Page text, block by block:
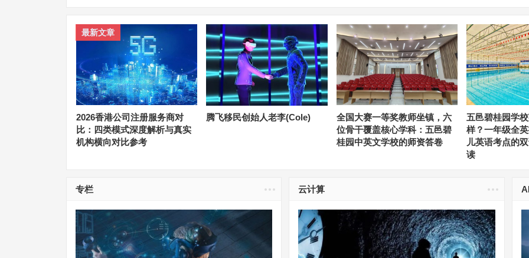
最新文章
2026香港公司注册服务商对
比：四类模式深度解析与真实
机构横向对比参考
腾飞移民创始人老李(Cole)
全国大赛一等奖教师坐镇，六
位骨干覆盖核心学科：五邑碧
桂园中英文学校的师资答卷
五邑碧桂园学
样？一年级全
儿英语考点的
读
专栏 云计算